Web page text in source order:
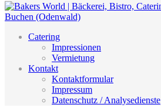
Catering
Impressionen
Vermietung
Kontakt
Kontaktformular
Impressum
Datenschutz / Analysedienste